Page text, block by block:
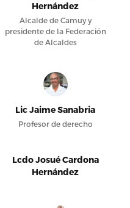
Hernández
Alcalde de Camuy y
presidente de la Federación
de Alcaldes
Lic Jaime Sanabria
Profesor de derecho
Lcdo Josué Cardona
Hernández